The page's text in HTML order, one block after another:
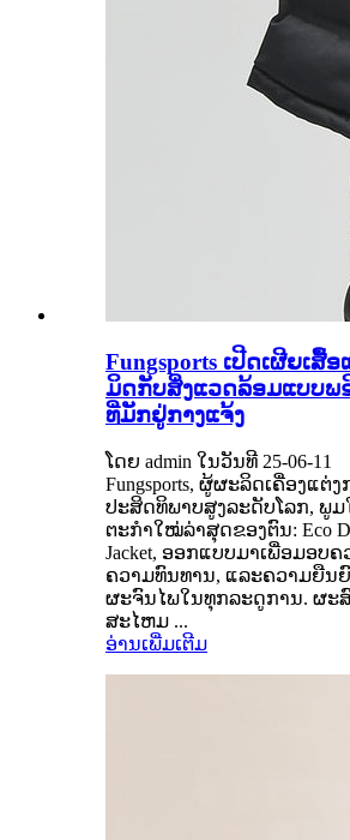
Fungsports ເປີດເຜີຍເສື້
ມິດກັບສິ່ງແວດລ້ອມແບບພ
ທີ່ມັກຢູ່ກາງແຈ້ງ
ໂດຍ admin ໃນວັນທີ 25-06-11
Fungsports, ຜູ້ຜະລິດເຄື່ອງແຕ່
ປະສິດທິພາບສູງລະດັບໂລກ, ພູ
ຕະກໍາໃໝ່ລ່າສຸດຂອງຕົນ: Eco
Jacket, ອອກແບບມາເພື່ອມອບ
ຄວາມທົນທານ, ແລະຄວາມຍືນ
ຜະຈົນໄພໃນທຸກລະດູການ. ຜະ​
ສະ​ໄຫມ ...
ອ່ານເພີ່ມເຕີມ